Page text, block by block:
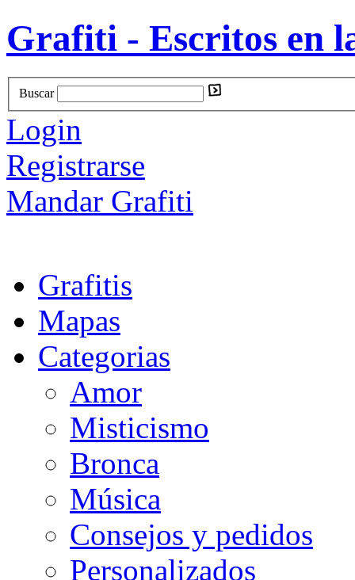
Grafiti - Escritos en
Buscar
Login
Registrarse
Mandar Grafiti
Grafitis
Mapas
Categorias
Amor
Misticismo
Bronca
Música
Consejos y pedidos
Personalizados